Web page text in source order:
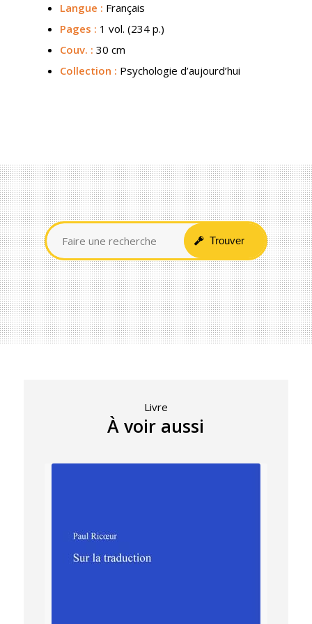
Langue : Français
Pages : 1 vol. (234 p.)
Couv. : 30 cm
Collection : Psychologie d’aujourd’hui
Livre
À voir aussi